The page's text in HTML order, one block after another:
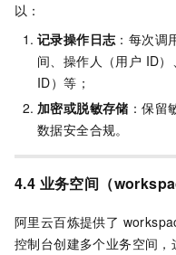
以：
记录操作日志：每次调
间、操作人（用户 ID
ID）等；
加密或脱敏存储 ：保
数据安全合规。
4.4 业务空间（
阿里云百炼提供了
控制台创建多个业务空间